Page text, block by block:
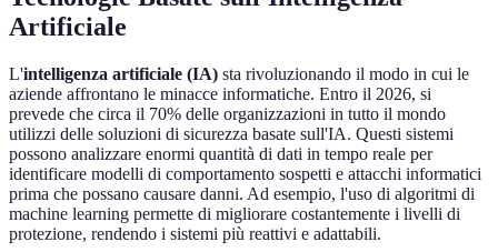
Artificiale
L'intelligenza artificiale (IA) sta rivoluzionando il modo in cui le
aziende affrontano le minacce informatiche. Entro il 2026, si
prevede che circa il 70% delle organizzazioni in tutto il mondo
utilizzi delle soluzioni di sicurezza basate sull'IA. Questi sistemi
possono analizzare enormi quantità di dati in tempo reale per
identificare modelli di comportamento sospetti e attacchi informatici
prima che possano causare danni. Ad esempio, l'uso di algoritmi di
machine learning permette di migliorare costantemente i livelli di
protezione, rendendo i sistemi più reattivi e adattabili.